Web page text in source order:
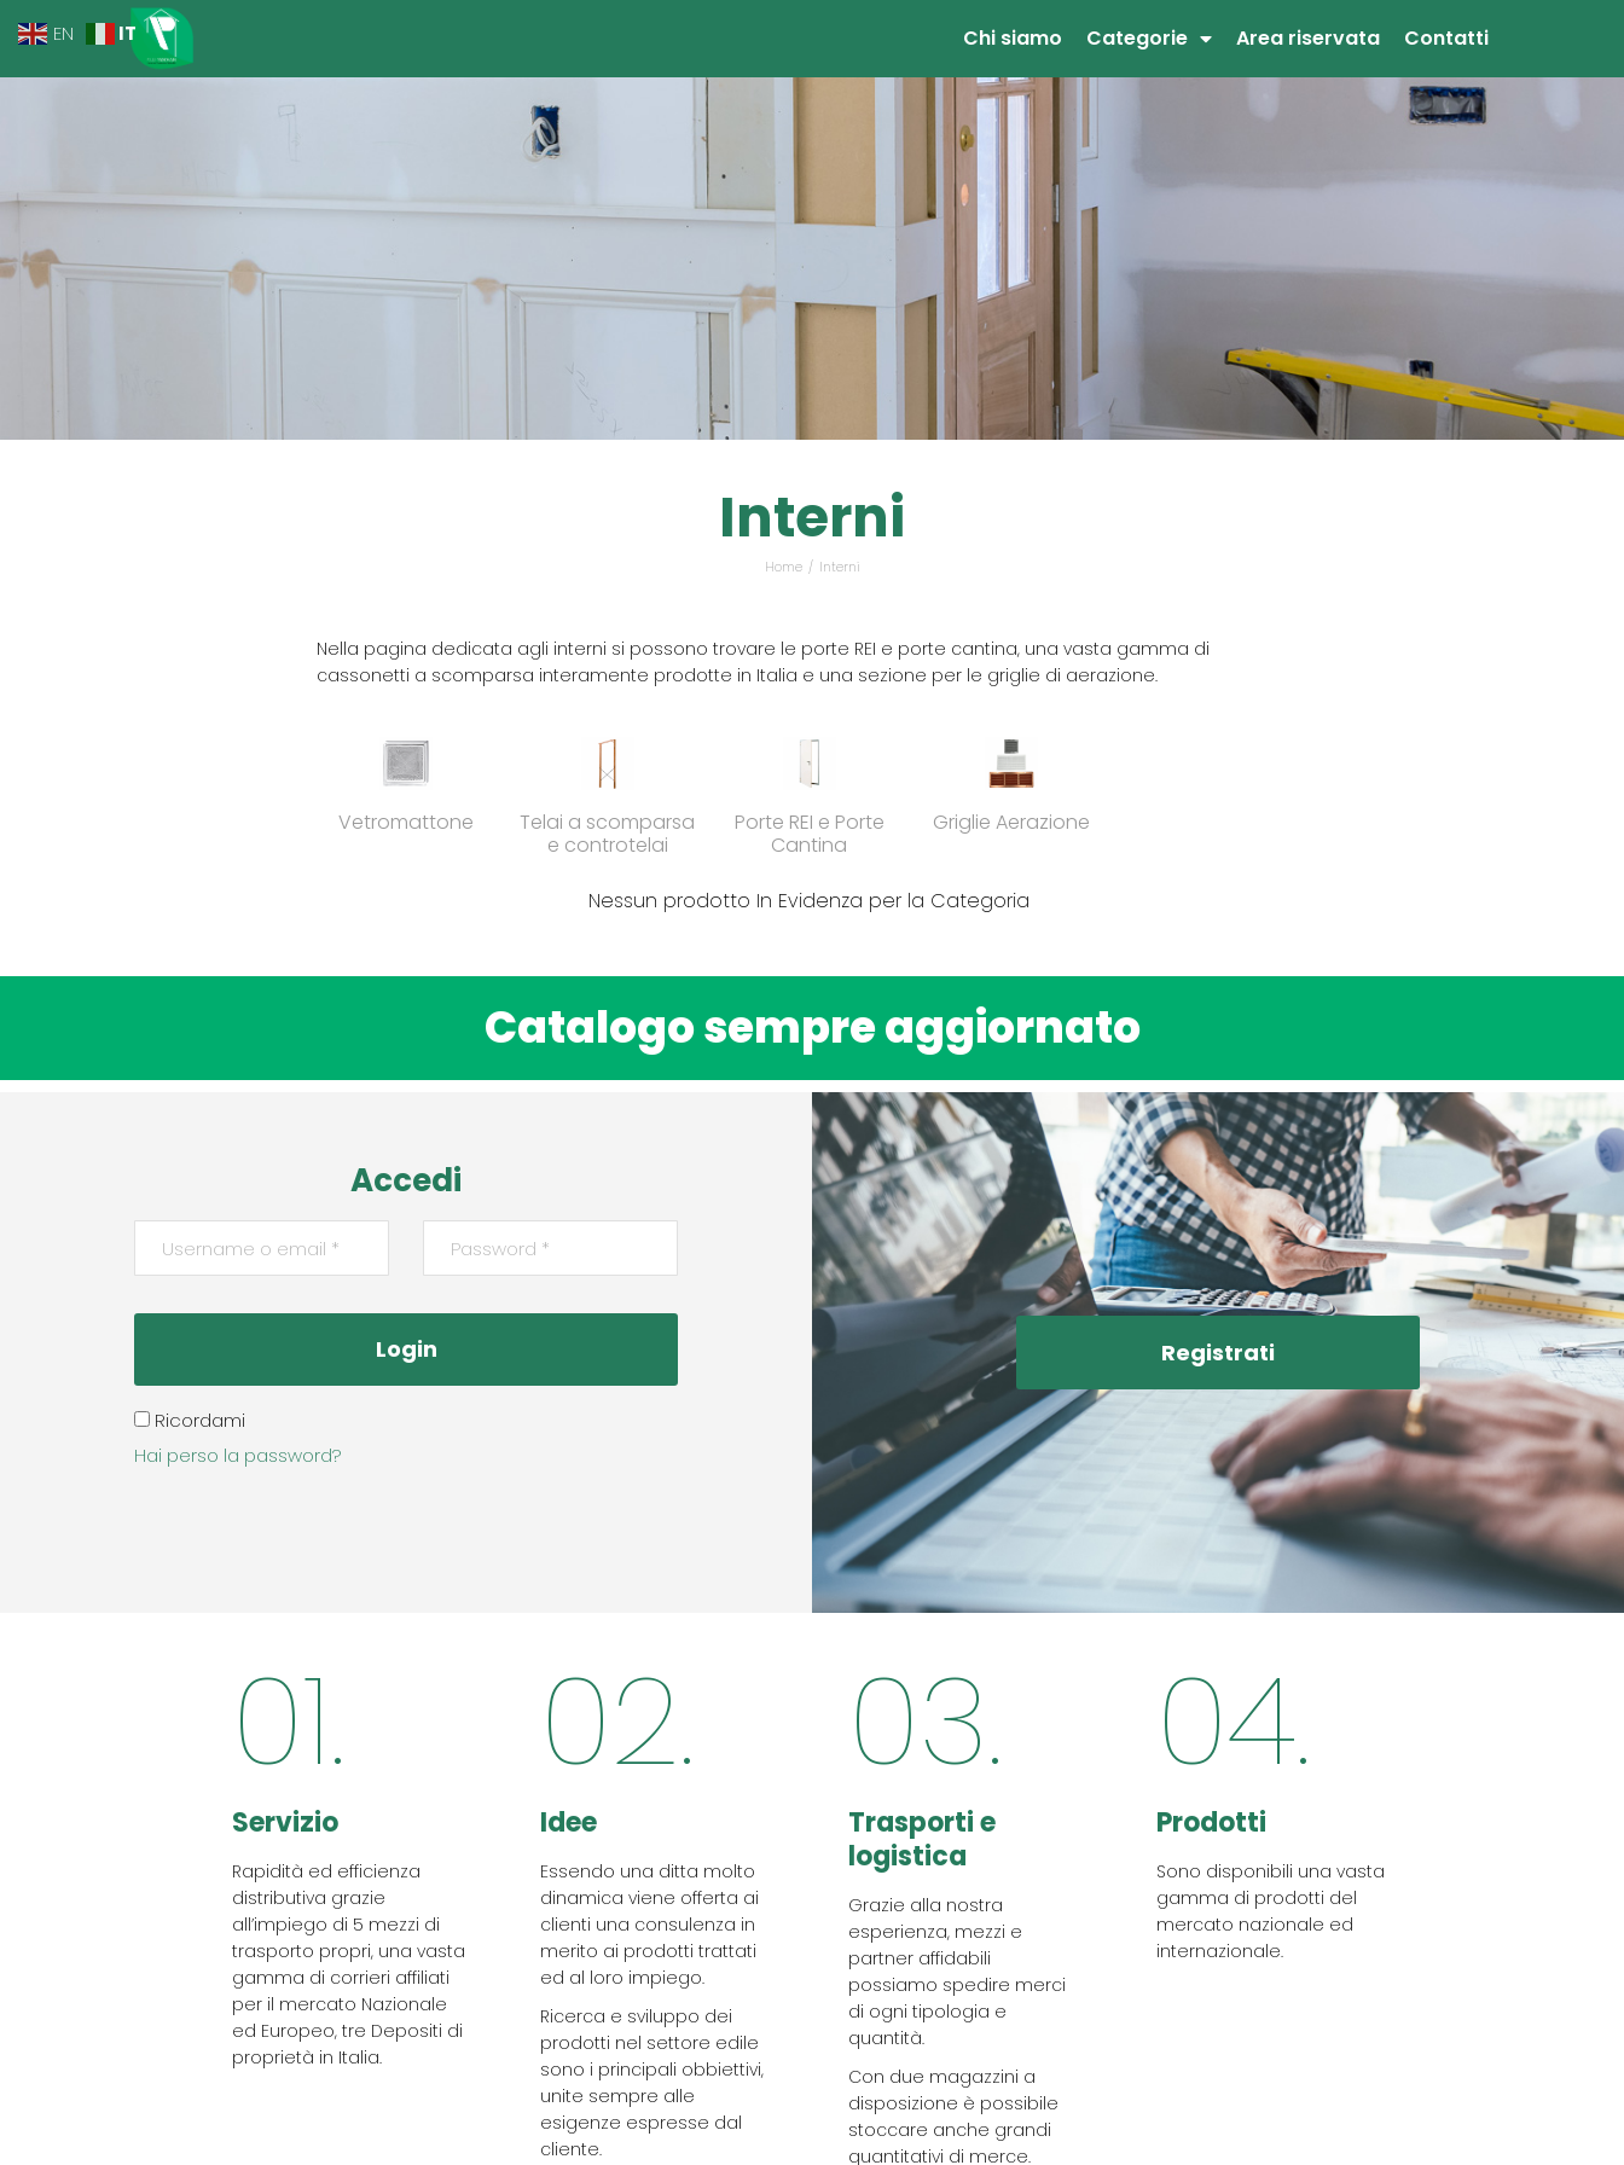
Chi siamo Categorie Area riservata Contatti
Interni
Home Interni
Nella pagina dedicata agli interni si possono trovare le porte REI e porte cantina, una vasta gamma di
cassonetti a scomparsa interamente prodotte in Italia e una sezione per le griglie di aerazione.
Vetromattone
Telai a scomparsa
e controtelai
Porte REI e Porte
Cantina
Griglie Aerazione
Nessun prodotto In Evidenza per la Categoria
Catalogo sempre aggiornato
Accedi
Ricordami
Hai perso la password?
Registrati
01.
Servizio
Rapidità ed efficienza
distributiva grazie
all’impiego di 5 mezzi di
trasporto propri, una vasta
gamma di corrieri affiliati
per il mercato Nazionale
ed Europeo, tre Depositi di
proprietà in Italia.
02.
Idee
Essendo una ditta molto
dinamica viene offerta ai
clienti una consulenza in
merito ai prodotti trattati
ed al loro impiego.
Ricerca e sviluppo dei
prodotti nel settore edile
sono i principali obbiettivi,
unite sempre alle
esigenze espresse dal
cliente.
03.
Trasporti e
logistica
Grazie alla nostra
esperienza, mezzi e
partner affidabili
possiamo spedire merci
di ogni tipologia e
quantità.
Con due magazzini a
disposizione è possibile
stoccare anche grandi
quantitativi di merce.
04.
Prodotti
Sono disponibili una vasta
gamma di prodotti del
mercato nazionale ed
internazionale.
EN IT